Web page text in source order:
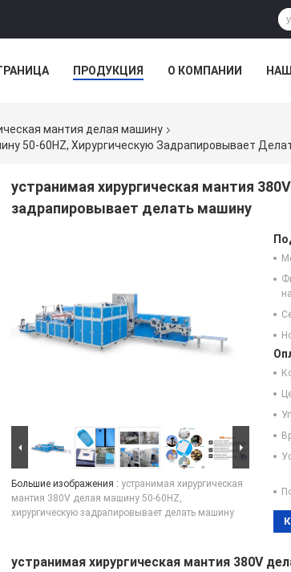
ПРОДУКЦИЯ О КОМПАНИИ
мантия делая машину
50-60HZ, Хирургическую Задрапировывает
устранимая хирургическая мантия
задрапировывает делать машину
Большие изображения : устранимая хирургическая
мантия 380V делая машину 50-60HZ,
хирургическую задрапировывает делать машину
устранимая хирургическая мантия 380V